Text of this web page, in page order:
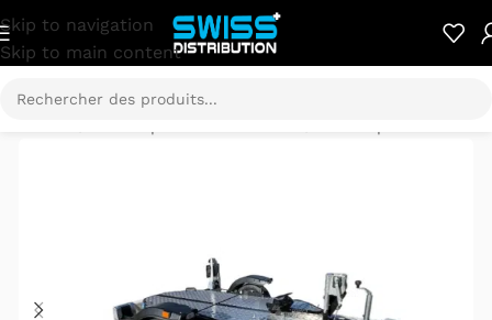
Skip to navigation
Skip to main content